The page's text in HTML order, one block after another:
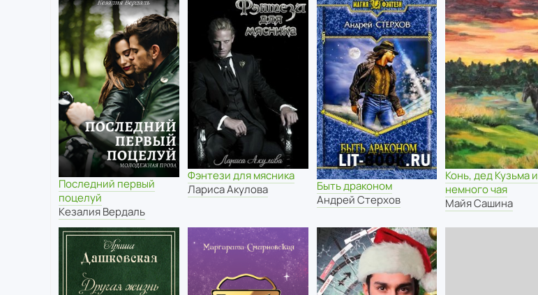
Последний первый
поцелуй
Кезалия Вердаль
Фэнтези для мясника
Лариса Акулова
Быть драконом
Андрей Стерхов
Конь, дед Кузьма и
немного чая
Майя Сашина